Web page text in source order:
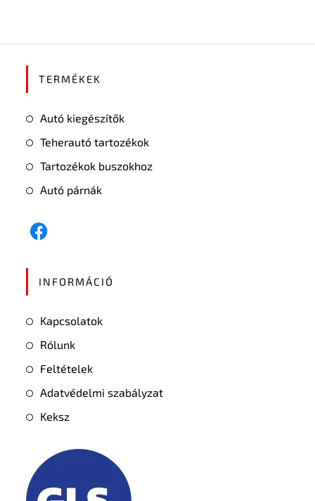
TERMÉKEK
Autó kiegészítők
Teherautó tartozékok
Tartozékok buszokhoz
Autó párnák
INFORMÁCIÓ
Kapcsolatok
Rólunk
Feltételek
Adatvédelmi szabályzat
Keksz